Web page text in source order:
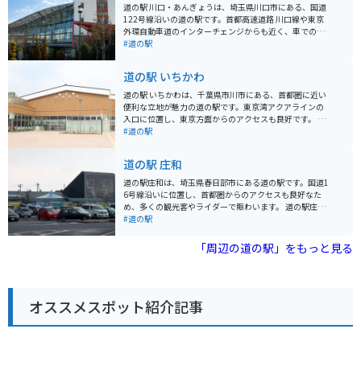
道の駅 川口・あんぎょうは、埼玉県川口市にある、国道
122号線沿いの道の駅です。首都高速道路 川口線や東京
外環自動車道のインターチェンジからも近く、車でのア
クセスが良好です。 地元農産物の直売所では、新鮮な野
の調理器具も販売しており、お土産に最適です。 また、
食事処では、地元産の食材を使用した料理を楽しむこと
ができます。おすすめは、新鮮な野菜をたっぷり使った
「あんぎょううどん」です。 バイクで訪れる場合、道の
駅に隣接する荒川河川敷には、広々とした無料駐車場が
は、荒川の土手沿いを走るサイクリングロードもあり、
サイクリングを楽しむこともできます。
#道の駅
道の駅 いちかわ
道の駅 いちかわは、千葉県市川市にある、首都圏に近い
便利な立地が魅力の道の駅です。東京湾アクアラインの
入口に位置し、東京方面からのアクセスも良好です。 地
元の新鮮な農産物が購入できる直売所は、道の駅 いちか
最適な品々が並びます。 また、レストランでは、地元産
の食材をふんだんに使った料理を楽しむことができま
す。東京湾を一望できる展望デッキも併設されており、
ドライブの休憩に最適です。 バイクで訪れる場合、道の
駅 いちかわには、広々とした駐車場が完備されているの
戸川や国府台など、自然豊かな観光スポットも点在して
#道の駅
道の駅 庄和
道の駅庄和は、埼玉県春日部市にある道の駅です。国道1
6号線沿いに位置し、首都圏からのアクセスも良好なた
め、多くの観光客やライダーで賑わいます。 道の駅庄和
の魅力は、なんといっても地元の新鮮な農産物が手に入
ばかりの野菜や果物がずらりと並び、見ているだけでも
楽しくなります。特に、春日部市特産の梨は、みずみず
品です。ライダーの方には、ボリューム満点のメニュー
がおすすめです。 周辺には、あけぼの山農業公園や首都
圏外郭放水路など、観光スポットも充実しています。あ
#道の駅
「周辺の道の駅」をもっと見る
オススメスポット紹介記事